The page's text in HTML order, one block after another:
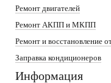
Ремонт двигателей
Ремонт АКПП и МКПП
Ремонт и восстановление
Заправка кондиционеров
Информация